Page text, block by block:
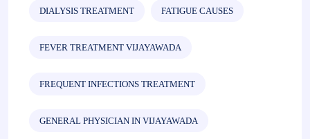
DIALYSIS TREATMENT FATIGUE CAUSES
FEVER TREATMENT VIJAYAWADA
FREQUENT INFECTIONS TREATMENT
GENERAL PHYSICIAN IN VIJAYAWADA